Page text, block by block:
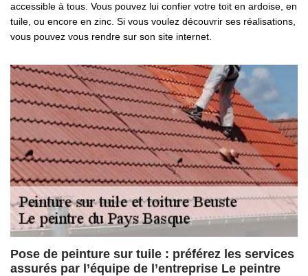
accessible à tous. Vous pouvez lui confier votre toit en ardoise, en
tuile, ou encore en zinc. Si vous voulez découvrir ses réalisations,
vous pouvez vous rendre sur son site internet.
Pose de peinture sur tuile : préférez les services
assurés par l’équipe de l’entreprise Le peintre